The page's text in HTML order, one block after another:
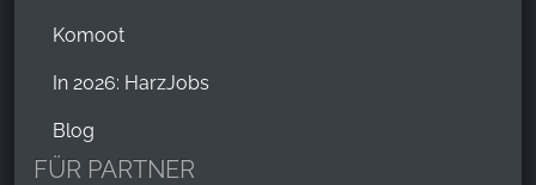
Komoot
In 2026: HarzJobs
Blog
FÜR PARTNER